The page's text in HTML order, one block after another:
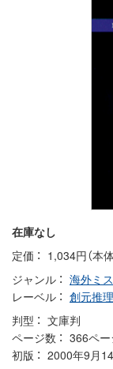
在庫なし
定価
1,034円（本
ジャンル
海外ミ
レーベル
創元推理
判型
文庫判
ページ数
366ペー
初版
2000年9月